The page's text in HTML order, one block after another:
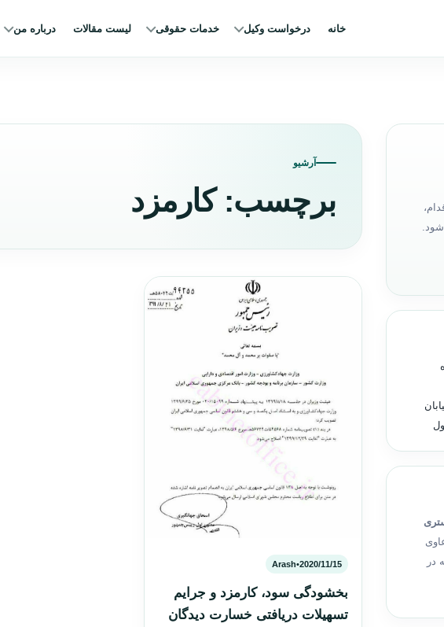
خانه درخواست وکیل خدمات حقوقی لیست مقالات درباره من
آرشیو
برچسب:کارمزد
2020/11/15
•
Arash
بخشودگی سود، کارمزد و جرایم
تسهیلات دریافتی خسارت دیدگان
در